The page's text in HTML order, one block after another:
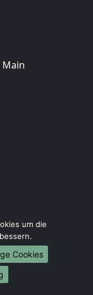
um die
Cookies